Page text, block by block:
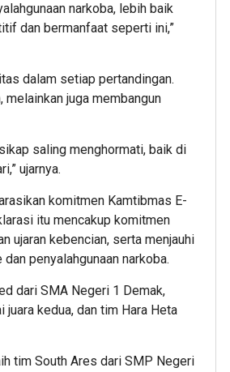
narkoba, lebih baik
dan bermanfaat seperti ini,”
dalam setiap pertandingan.
melainkan juga membangun
saling menghormati, baik di
ujarnya.
komitmen Kamtibmas E-
itu mencakup komitmen
ujaran kebencian, serta menjauhi
penyalahgunaan narkoba.
dari SMA Negeri 1 Demak,
kedua, dan tim Hara Heta
tim South Ares dari SMP Negeri